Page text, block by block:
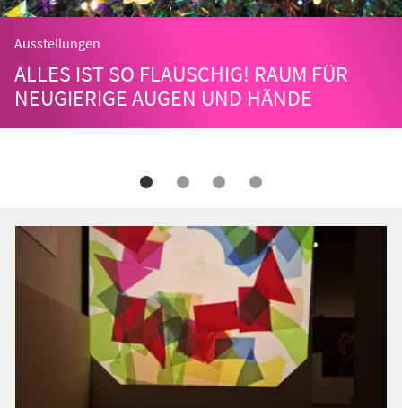
Ausstellungen
ALLES IST SO FLAUSCHIG! RAUM FÜR
NEUGIERIGE AUGEN UND HÄNDE